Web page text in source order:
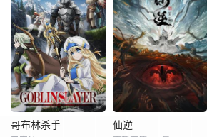
哥布林杀手 仙逆